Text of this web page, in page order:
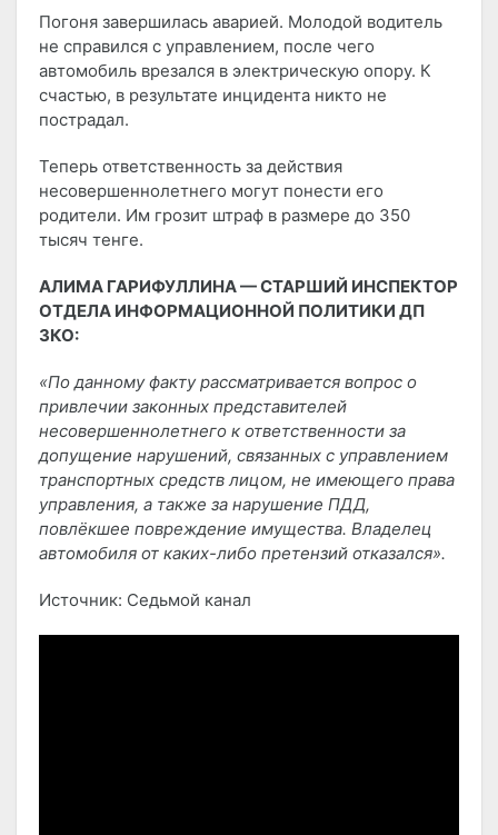
Погоня завершилась аварией. Молодой водитель
не справился с управлением, после чего
автомобиль врезался в электрическую опору. К
счастью, в результате инцидента никто не
пострадал.
Теперь ответственность за действия
несовершеннолетнего могут понести его
родители. Им грозит штраф в размере до 350
тысяч тенге.
АЛИМА ГАРИФУЛЛИНА — СТАРШИЙ ИНСПЕКТОР
ОТДЕЛА ИНФОРМАЦИОННОЙ ПОЛИТИКИ ДП
ЗКО:
«По данному факту рассматривается вопрос о
привлечии законных представителей
несовершеннолетнего к ответственности за
допущение нарушений, связанных с управлением
транспортных средств лицом, не имеющего права
управления, а также за нарушение ПДД,
повлёкшее повреждение имущества. Владелец
автомобиля от каких-либо претензий отказался».
Источник: Седьмой канал